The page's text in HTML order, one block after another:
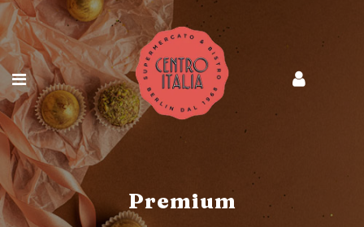
Premium